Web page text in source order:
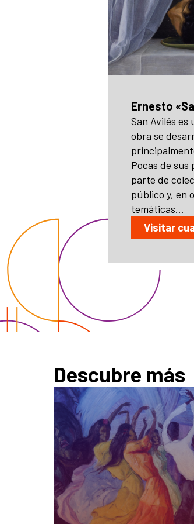
Ernesto
San Avilés es
obra se
Pocas de sus
parte de
público y, en
temáticas...
Visitar
Descubre más